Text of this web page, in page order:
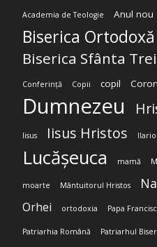
Academia de Teologie Anul nou
Biserica Ortodoxă
Biserica Sfânta
Conferință Copii copil
Dumnezeu
Iisus Iisus Hristos
Lucășeuca mamă
moarte Mântuitorul Hristos
Orhei ortodoxia Papa Francisc
Patriarhia Română Patriarhul